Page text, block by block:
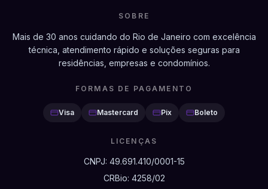
SOBRE
Mais de 30 anos cuidando do Rio de Janeiro com excelência
técnica, atendimento rápido e soluções seguras para
residências, empresas e condomínios.
FORMAS DE PAGAMENTO
Visa Mastercard Pix Boleto
LICENÇAS
CNPJ: 49.691.410/0001-15
CRBio: 4258/02